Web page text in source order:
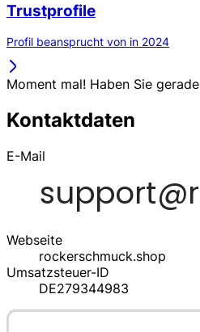
Trustprofile
Profil beansprucht von in 2024
Moment mal! Haben Sie
Kontaktdaten
E-Mail
Webseite
rockerschmuck.shop
Umsatzsteuer-ID
DE279344983